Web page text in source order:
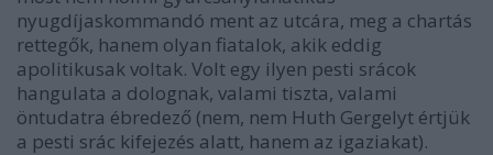
nyugdíjaskommandó ment az utcára, meg a chartás
rettegők, hanem olyan fiatalok, akik eddig
apolitikusak voltak. Volt egy ilyen pesti srácok
hangulata a dolognak, valami tiszta, valami
öntudatra ébredező (nem, nem Huth Gergelyt értjük
a pesti srác kifejezés alatt, hanem az igaziakat).